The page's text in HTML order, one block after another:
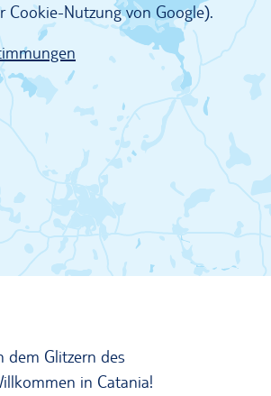
Nutzung von Google).
dem Glitzern des
in Catania!